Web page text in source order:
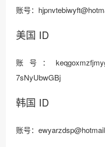
账号：
美国 ID
账号：
7sNyUbwGBj
韩国 ID
账号：